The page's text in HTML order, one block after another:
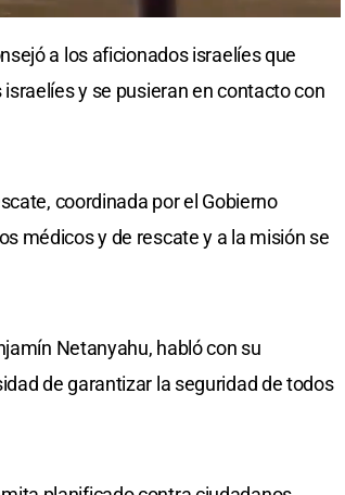
a los aficionados israelíes que
y se pusieran en contacto con
coordinada por el Gobierno
médicos y de rescate y a la misión se
Netanyahu, habló con su
de garantizar la seguridad de todos